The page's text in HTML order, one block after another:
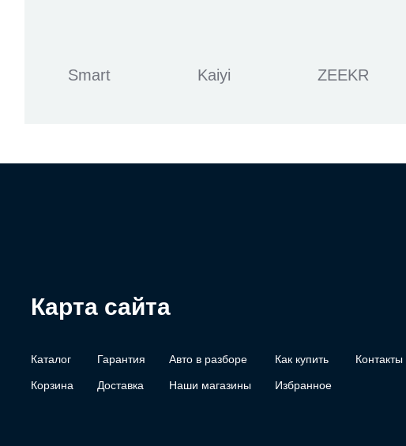
Smart Kaiyi ZEEKR
Карта сайта
Каталог Гарантия Авто в разборе Как купить Контакты
Корзина Доставка Наши магазины Избранное